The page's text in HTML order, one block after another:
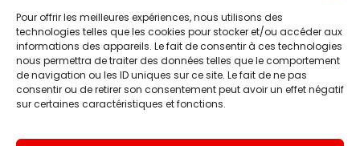
Pour offrir les meilleures expériences, nous utilisons des
technologies telles que les cookies pour stocker et/ou accéder aux
informations des appareils. Le fait de consentir à ces technologies
nous permettra de traiter des données telles que le comportement
de navigation ou les ID uniques sur ce site. Le fait de ne pas
consentir ou de retirer son consentement peut avoir un effet négatif
sur certaines caractéristiques et fonctions.
ACTUALITÉS
CLUB
BOUTIQUE
HISTOIRE
ÉQUIPE PREMIERE
INFOS ET CONTACT